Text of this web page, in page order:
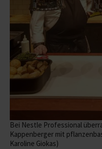
Bei Nestle Professional
Kappenberger mit
Karoline Giokas)